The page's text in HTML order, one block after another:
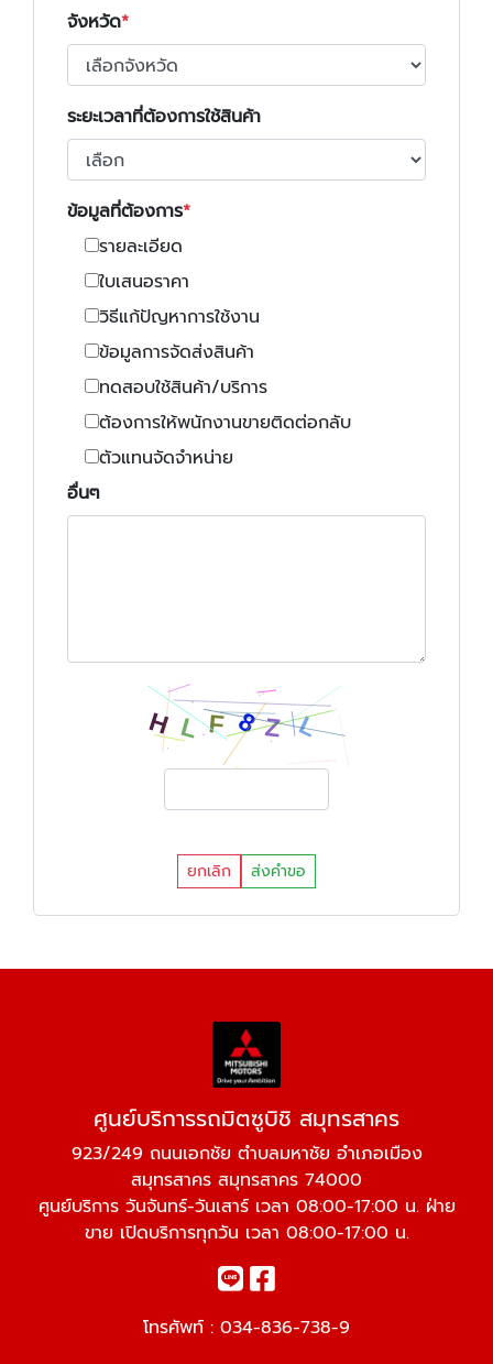
จังหวัด
ระยะเวลาที่ต้องการใช้สินค้า
ข้อมูลที่ต้องการ
รายละเอียด
ใบเสนอราคา
วิธีแก้ปัญหาการใช้งาน
ข้อมูลการจัดส่งสินค้า
ทดสอบใช้สินค้า/บริการ
ต้องการให้พนักงานขายติดต่อกลับ
ตัวแทนจัดจำหน่าย
อื่นๆ
ยกเลิก ส่งคำขอ
ศูนย์บริการรถมิตซูบิชิ สมุทรสาคร
923/249 ถนนเอกชัย ตำบลมหาชัย อำเภอเมือง
สมุทรสาคร สมุทรสาคร 74000
ศูนย์บริการ วันจันทร์-วันเสาร์ เวลา 08:00-17:00 น. ฝ่าย
ขาย เปิดบริการทุกวัน เวลา 08:00-17:00 น.
โทรศัพท์ : 034-836-738-9